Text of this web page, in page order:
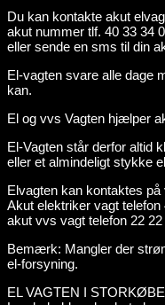
Du kan kontakte akut
akut nummer tlf. 40 33 34
eller sende en sms til din
El-vagten svare alle dage
kan.
El og vvs Vagten hjælper
El-Vagten står derfor altid
eller et almindeligt stykke
Elvagten kan kontaktes
Akut elektriker vagt telefon
akut vvs vagt telefon 22
Bemærk: Mangler der
el-forsyning.
EL VAGTEN I